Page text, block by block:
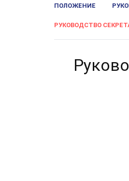
ПОЛОЖЕНИЕ
РУКОВОДСТВО